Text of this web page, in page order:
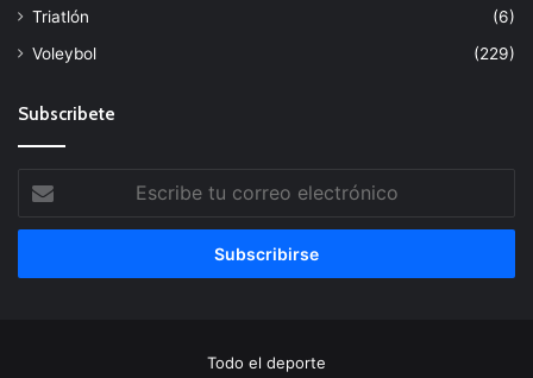
Triatlón
(6)
Voleybol
(229)
Subscribete
tu
correo
Todo el deporte